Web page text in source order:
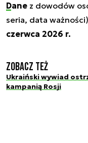
Dane z dowodów
seria, data
czerwca 2026 r.
Zobacz też
Ukraiński wywiad
kampanią Rosji